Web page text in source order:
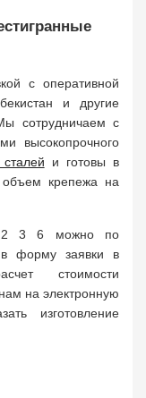
с оперативной
и другие
сотрудничаем с
высокопрочного
и готовы в
объем крепежа на
2 3 6 можно по
форму заявки в
стоимости
на электронную
изготовление